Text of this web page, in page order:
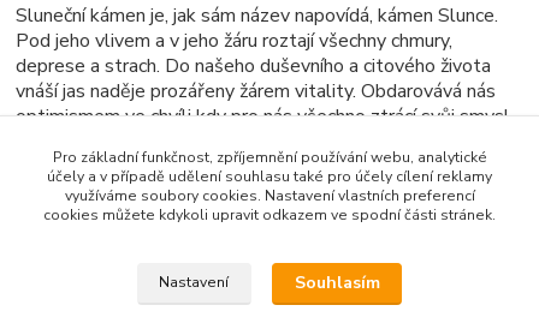
Sluneční kámen je, jak sám název napovídá, kámen Slunce.
Pod jeho vlivem a v jeho žáru roztají všechny chmury,
deprese a strach. Do našeho duševního a citového života
vnáší jas naděje prozářeny žárem vitality. Obdarovává nás
optimismem ve chvíli kdy pro nás všechno ztrácí svůj smysl.
slabých chvilkách doléhají.
Zboží zařazeno v kategoriích
Pro základní funkčnost, zpříjemnění používání webu, analytické
účely a v případě udělení souhlasu také pro účely cílení reklamy
využíváme soubory cookies. Nastavení vlastních preferencí
cookies můžete kdykoli upravit odkazem ve spodní části stránek.
Nastavení Souhlasím